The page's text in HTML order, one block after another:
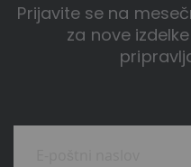
Prijavite se na
za nove